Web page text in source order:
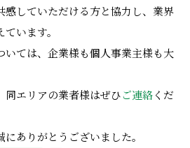
感していただける方と協力し、業界
います。
いては、企業様も個人事業主様も大
同エリアの業者様はぜひご連絡 くだ
ありがとうございました。